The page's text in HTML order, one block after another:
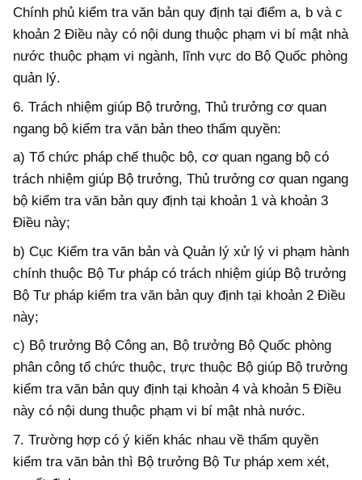
Chính phủ kiểm tra văn bản quy định tại điểm a, b và c
khoản 2 Điều này có nội dung thuộc phạm vi bí mật nhà
nước thuộc phạm vi ngành, lĩnh vực do Bộ Quốc phòng
quản lý.
6. Trách nhiệm giúp Bộ trưởng, Thủ trưởng cơ quan
ngang bộ kiểm tra văn bản theo thẩm quyền:
a) Tổ chức pháp chế thuộc bộ, cơ quan ngang bộ có
trách nhiệm giúp Bộ trưởng, Thủ trưởng cơ quan ngang
bộ kiểm tra văn bản quy định tại khoản 1 và khoản 3
Điều này;
b) Cục Kiểm tra văn bản và Quản lý xử lý vi phạm hành
chính thuộc Bộ Tư pháp có trách nhiệm giúp Bộ trưởng
Bộ Tư pháp kiểm tra văn bản quy định tại khoản 2 Điều
này;
c) Bộ trưởng Bộ Công an, Bộ trưởng Bộ Quốc phòng
phân công tổ chức thuộc, trực thuộc Bộ giúp Bộ trưởng
kiểm tra văn bản quy định tại khoản 4 và khoản 5 Điều
này có nội dung thuộc phạm vi bí mật nhà nước.
7. Trường hợp có ý kiến khác nhau về thẩm quyền
kiểm tra văn bản thì Bộ trưởng Bộ Tư pháp xem xét,